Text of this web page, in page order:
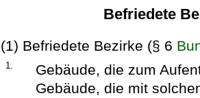
Befriedete
(1) Befriedete Bezirke (§ 6
1.
Gebäude, die zum
Gebäude, die mit